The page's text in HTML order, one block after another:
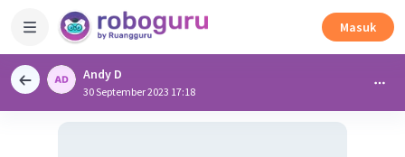
Masuk
Andy D
30 September 2023 17:18